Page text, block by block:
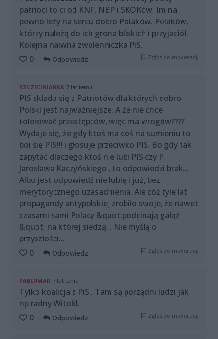
patrioci to ci od KNF, NBP i SKOKów. Im na
pewno leży na sercu dobro Polaków. Polaków,
którzy należą do ich grona bliskich i przyjaciół.
Kolejna naiwna zwolenniczka PiS.
0
Odpowiedz Zgłoś do moderacji
SZCZECINIANKA 7 lat temu
PIS składa się z Patriotów dla których dobro
Polski jest najważniejsze. A że nie chce
tolerować przestępców, więc ma wrogów????
Wydaje się, że gdy ktoś ma coś na sumieniu to
boi się PIS!!! i głosuje przeciwko PIS. Bo gdy tak
zapytać dlaczego ktoś nie lubi PIS czy P.
Jarosława Kaczyńskiego , to odpowiedzi brak...
Albo jest odpowiedź nie lubię i już, bez
merytorycznego uzasadnienia. Ale cóż tyle lat
propagandy antypolskiej zrobiło swoje, że nawet
czasami sami Polacy &quot;podcinają gałąź
&quot; na której siedzą... Nie myślą o
przyszłości...
0
Odpowiedz Zgłoś do moderacji
PABLOMAR 7 lat temu
Tylko koalicja z PiS . Tam są porządni ludzi jak
np radny Witold.
0
Odpowiedz Zgłoś do moderacji